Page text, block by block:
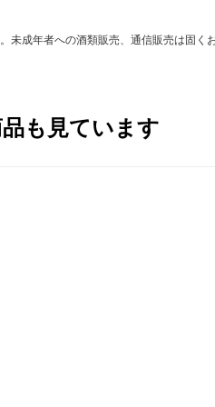
成年者への酒類販売、通信販売は固く
も見ています